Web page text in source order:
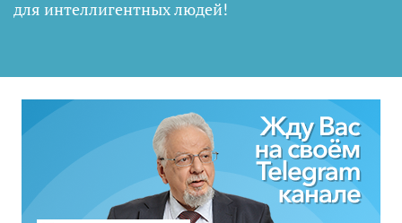
для интеллигентных людей!